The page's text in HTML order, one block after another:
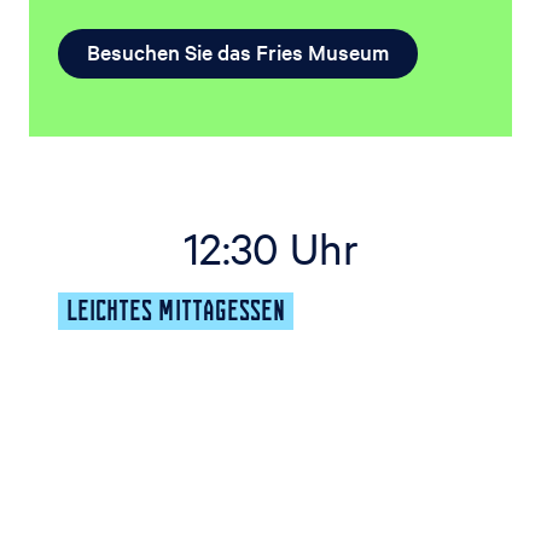
Besuchen Sie das Fries Museum
12:30 Uhr
LEICHTES MITTAGESSEN